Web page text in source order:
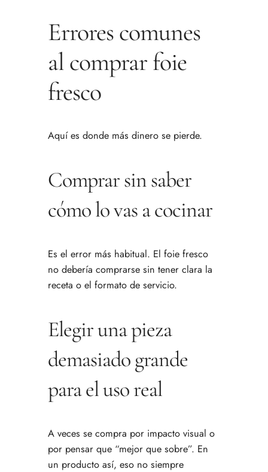
Errores comunes
al comprar foie
fresco
Aquí es donde más dinero se pierde.
Comprar sin saber
cómo lo vas a cocinar
Es el error más habitual. El foie fresco
no debería comprarse sin tener clara la
receta o el formato de servicio.
Elegir una pieza
demasiado grande
para el uso real
A veces se compra por impacto visual o
por pensar que “mejor que sobre”. En
un producto así, eso no siempre